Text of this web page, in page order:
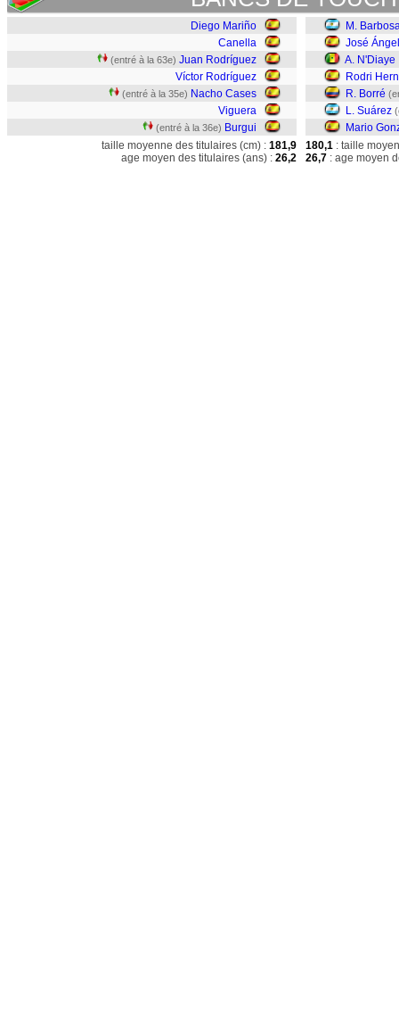
Diego Mariño
Canella
(entré à la 63e) Juan Rodríguez
Víctor Rodríguez
(entré à la 35e) Nacho Cases
Viguera
(entré à la 36e) Burgui
M.
José Ángel
A. N'Diaye
Rodri
R. Borré
L. Suárez
Mario
taille moyenne des titulaires (cm) : 181,9
age moyen des titulaires (ans) : 26,2
180,1 : taille
26,7 : age moyen